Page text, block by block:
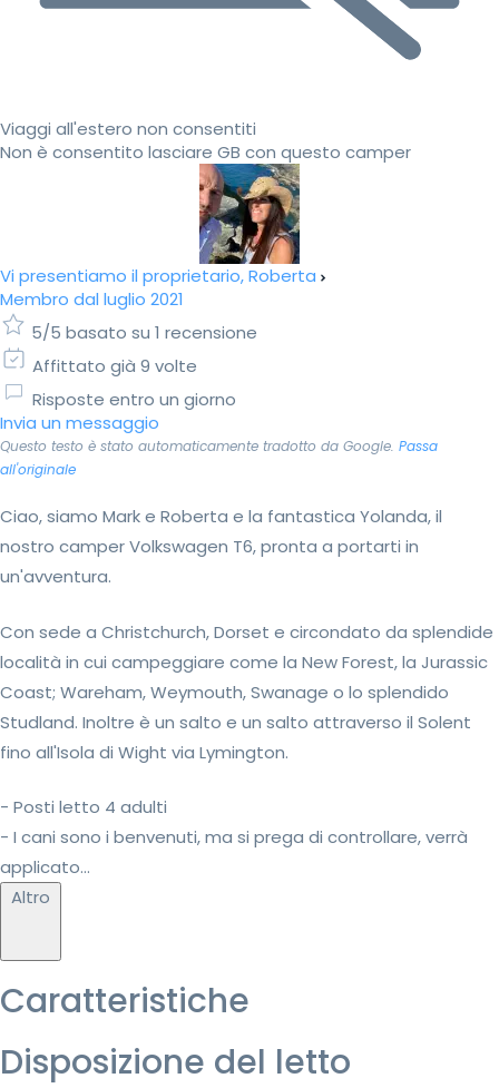
Viaggi all'estero non consentiti
Non è consentito lasciare GB con questo camper
Vi presentiamo il proprietario, Roberta
Membro dal luglio 2021
5/5 basato su 1 recensione
Affittato già 9 volte
Risposte entro un giorno
Invia un messaggio
Questo testo è stato automaticamente tradotto da Google. Passa
all'originale
Ciao, siamo Mark e Roberta e la fantastica Yolanda, il
nostro camper Volkswagen T6, pronta a portarti in
un'avventura.
Con sede a Christchurch, Dorset e circondato da splendide
località in cui campeggiare come la New Forest, la Jurassic
Coast; Wareham, Weymouth, Swanage o lo splendido
Studland. Inoltre è un salto e un salto attraverso il Solent
fino all'Isola di Wight via Lymington.
- Posti letto 4 adulti
- I cani sono i benvenuti, ma si prega di controllare, verrà
applicato...
Altro
Caratteristiche
Disposizione del letto